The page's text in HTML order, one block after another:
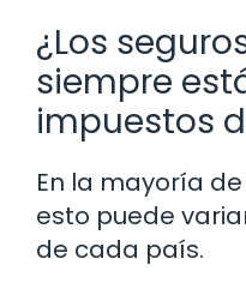
¿Los
siempre
impuestos
En la mayoría
esto puede
de cada país.